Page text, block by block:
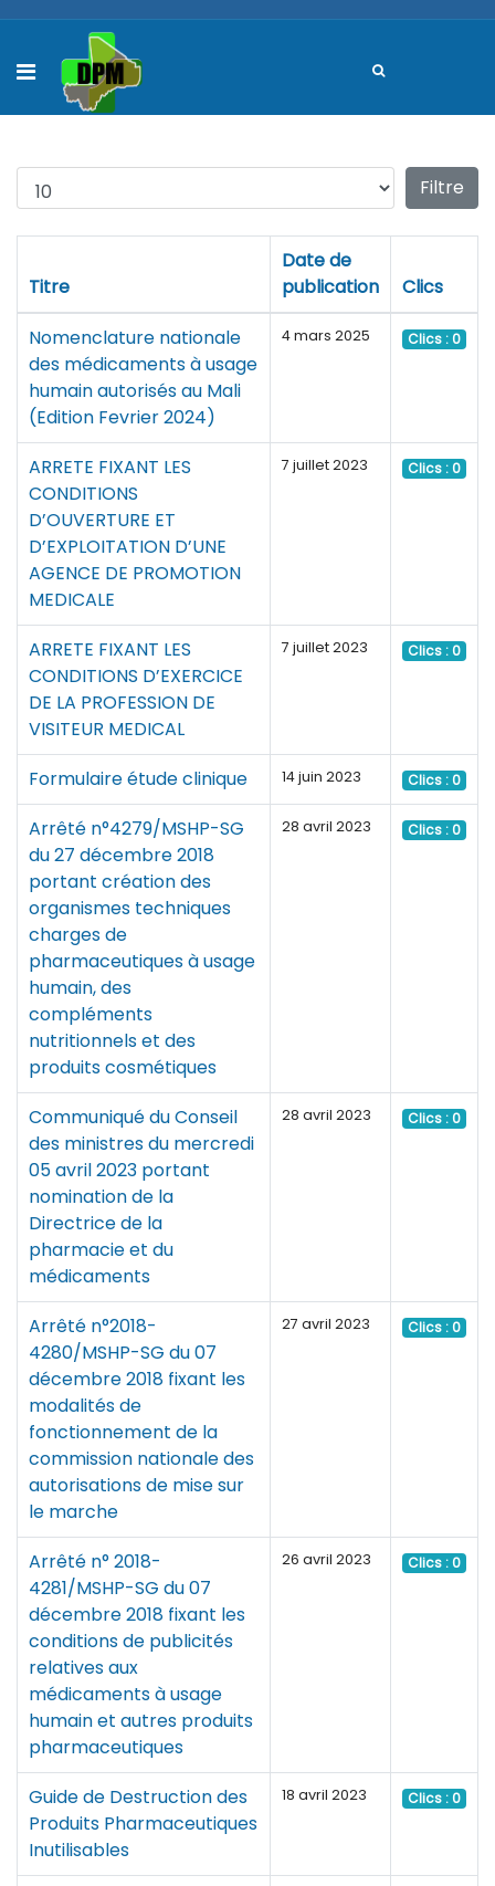
Affichage # Filtre
Titre
Date de
publication
Clics
Nomenclature nationale
des médicaments à usage
humain autorisés au Mali
(Edition Fevrier 2024)
4 mars 2025 Clics : 0
ARRETE FIXANT LES
CONDITIONS
D’OUVERTURE ET
D’EXPLOITATION D’UNE
AGENCE DE PROMOTION
MEDICALE
7 juillet 2023 Clics : 0
ARRETE FIXANT LES
CONDITIONS D’EXERCICE
DE LA PROFESSION DE
VISITEUR MEDICAL
7 juillet 2023 Clics : 0
Formulaire étude clinique 14 juin 2023 Clics : 0
Arrêté n°4279/MSHP-SG
du 27 décembre 2018
portant création des
organismes techniques
charges de
pharmaceutiques à usage
humain, des
compléments
nutritionnels et des
produits cosmétiques
28 avril 2023 Clics : 0
Communiqué du Conseil
des ministres du mercredi
05 avril 2023 portant
nomination de la
Directrice de la
pharmacie et du
médicaments
28 avril 2023 Clics : 0
Arrêté n°2018-
4280/MSHP-SG du 07
décembre 2018 fixant les
modalités de
fonctionnement de la
commission nationale des
autorisations de mise sur
le marche
27 avril 2023 Clics : 0
Arrêté n° 2018-
4281/MSHP-SG du 07
décembre 2018 fixant les
conditions de publicités
relatives aux
médicaments à usage
humain et autres produits
pharmaceutiques
26 avril 2023 Clics : 0
Guide de Destruction des
Produits Pharmaceutiques
Inutilisables
18 avril 2023 Clics : 0